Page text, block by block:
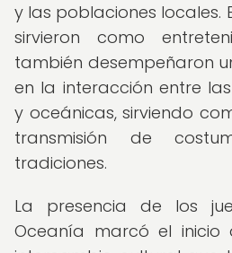
y las poblaciones locales.
sirvieron como
también desempeñaron
en la interacción entre
y oceánicas, sirviendo
transmisión de
tradiciones.
La presencia de los
Oceanía marcó el